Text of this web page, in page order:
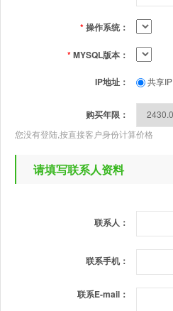
*操作系统：
*MYSQL版本：
IP地址： 共享IP
购买年限：
您没有登陆,按直接客户身份计算价格
请填写联系人资料
联系人：
联系手机：
联系E-mail：